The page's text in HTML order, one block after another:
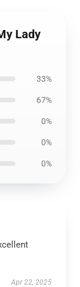
Lady
33%
67%
0%
0%
0%
Apr 22, 2025